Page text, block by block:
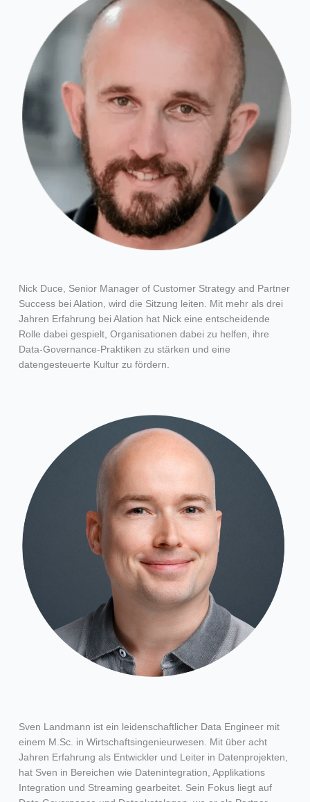
Nick Duce, Senior Manager of Customer Strategy and Partner
Success bei Alation, wird die Sitzung leiten. Mit mehr als drei
Jahren Erfahrung bei Alation hat Nick eine entscheidende
Rolle dabei gespielt, Organisationen dabei zu helfen, ihre
Data-Governance-Praktiken zu stärken und eine
datengesteuerte Kultur zu fördern.
Sven Landmann ist ein leidenschaftlicher Data Engineer mit
einem M.Sc. in Wirtschaftsingenieurwesen. Mit über acht
Jahren Erfahrung als Entwickler und Leiter in Datenprojekten,
hat Sven in Bereichen wie Datenintegration, Applikations
Integration und Streaming gearbeitet. Sein Fokus liegt auf